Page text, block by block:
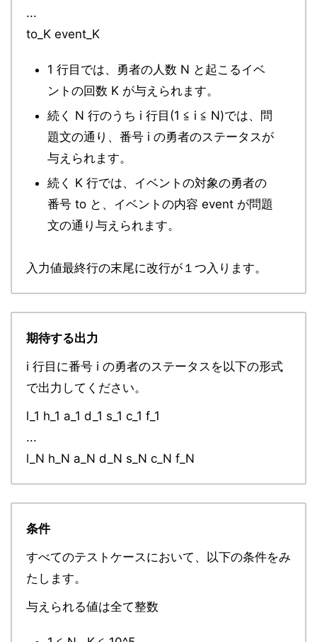
...
to_K event_K
1 行目では、勇者の人数 N と起こるイベ
ントの回数 K が与えられます。
続く N 行のうち i 行目(1 ≦ i ≦ N)では、問
題文の通り、番号 i の勇者のステータスが
与えられます。
続く K 行では、イベントの対象の勇者の
番号 to と、イベントの内容 event が問題
文の通り与えられます。
入力値最終行の末尾に改行が１つ入ります。
期待する出力
i 行目に番号 i の勇者のステータスを以下の形式
で出力してください。
l_1 h_1 a_1 d_1 s_1 c_1 f_1
...
l_N h_N a_N d_N s_N c_N f_N
条件
すべてのテストケースにおいて、以下の条件をみ
たします。
与えられる値は全て整数